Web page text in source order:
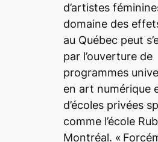
d’artistes
domaine des
au Québec peut
par l’ouverture de
programmes
en art numérique
d’écoles privées
comme l’école
Montréal. «